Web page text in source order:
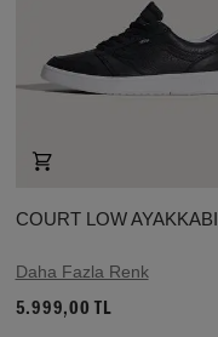
COURT LOW AYAKKABI
Daha Fazla Renk
5.999,00 TL